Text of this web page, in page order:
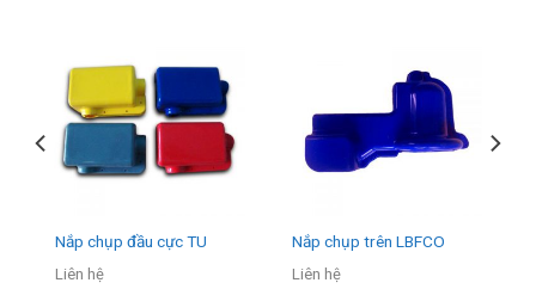
Nắp chụp đầu cực TU
Liên hệ
Nắp chụp trên LBFCO
Liên hệ